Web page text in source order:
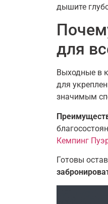
дышите
для
Выходные в
для
значимым
Кемпинг
Готовы